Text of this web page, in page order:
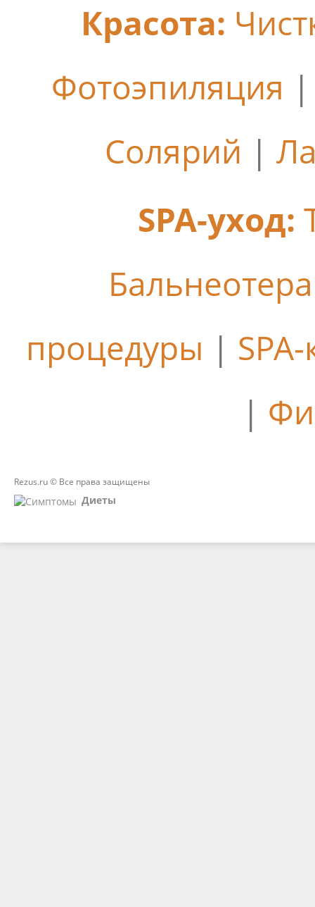
Красота:
Фотоэпиляция
Солярий |
SPA-уход:
процедуры |
|
Rezus.ru © Все права защищены
Диеты